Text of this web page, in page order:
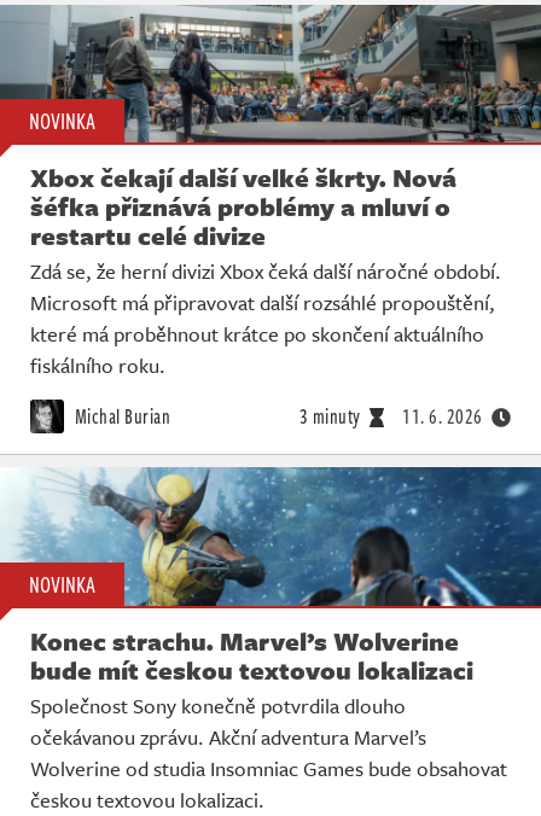
NOVINKA
Xbox čekají další velké škrty. Nová
šéfka přiznává problémy a mluví o
restartu celé divize
Zdá se, že herní divizi Xbox čeká další náročné období.
Microsoft má připravovat další rozsáhlé propouštění,
které má proběhnout krátce po skončení aktuálního
fiskálního roku.
Michal Burian 3 minuty 11. 6. 2026
NOVINKA
Konec strachu. Marvel’s Wolverine
bude mít českou textovou lokalizaci
Společnost Sony konečně potvrdila dlouho
očekávanou zprávu. Akční adventura Marvel’s
Wolverine od studia Insomniac Games bude obsahovat
českou textovou lokalizaci.